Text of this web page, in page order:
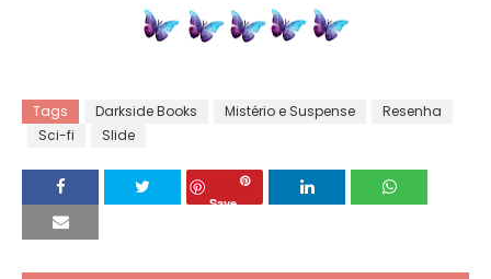
Tags Darkside Books Mistério e Suspense
Resenha
Sci-fi
Slide
Save